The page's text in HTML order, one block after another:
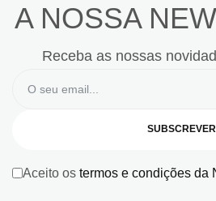
A NOSSA
Receba as nossas
SUBSCREVER
Aceito os termos e condições da